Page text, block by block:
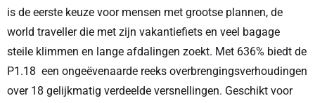
is de eerste keuze voor mensen met grootse plannen, de
world traveller die met zijn vakantiefiets en veel bagage
steile klimmen en lange afdalingen zoekt. Met 636% biedt de
P1.18 een ongeëvenaarde reeks overbrengingsverhoudingen
over 18 gelijkmatig verdeelde versnellingen. Geschikt voor